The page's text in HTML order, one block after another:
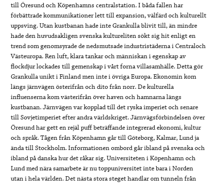
till Öresund och Köpenhamns centralstation. I båda fallen har
förbättrade kommunikationer lett till expansion, välfärd och kulturellt
uppsving. Utan kustbanan hade inte Grankulla blivit till, än mindre
hade den huvudsakligen svenska kultureliten sökt sig hit enligt en
trend som genomsyrade de nedsmutsade industristäderna i Centraloch
Västeuropa. Ren luft, klara tankar och människan i egenskap av
flockdjur lockades till gemenskap i vårt forna villasamhälle. Detta gör
Grankulla unikt i Finland men inte i övriga Europa. Ekonomin kom
längs järnvägen österifrån och dito från norr. De kulturella
influenserna kom västerifrån över haven och hamnarna längs
kustbanan. Järnvägen var kopplad till det ryska imperiet och senare
till Sovjetimperiet efter andra världskriget. Järnvägsförbindelsen över
Öresund har gett en rejäl puff beträffande integrerad ekonomi, kultur
och språk. Tågen från Köpenhamn går till Göteborg, Kalmar, Lund ja
ända till Stockholm. Informationen ombord går ibland på svenska och
ibland på danska hur det råkar sig. Universiteten i Köpenhamn och
Lund med nära samarbete är nu toppuniversitet inte bara i Norden
utan i hela världen. Det nästa stora steget handlar om tunneln från